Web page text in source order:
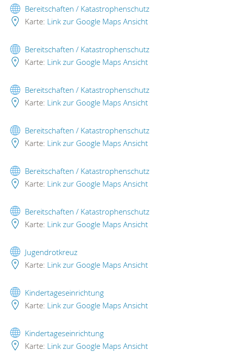
Bereitschaften / Katastrophenschutz
Karte: Link zur Google Maps Ansicht
Bereitschaften / Katastrophenschutz
Karte: Link zur Google Maps Ansicht
Bereitschaften / Katastrophenschutz
Karte: Link zur Google Maps Ansicht
Bereitschaften / Katastrophenschutz
Karte: Link zur Google Maps Ansicht
Bereitschaften / Katastrophenschutz
Karte: Link zur Google Maps Ansicht
Bereitschaften / Katastrophenschutz
Karte: Link zur Google Maps Ansicht
Jugendrotkreuz
Karte: Link zur Google Maps Ansicht
Kindertageseinrichtung
Karte: Link zur Google Maps Ansicht
Kindertageseinrichtung
Karte: Link zur Google Maps Ansicht